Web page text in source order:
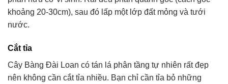
khoảng 20-30cm), sau đó lấp một lớp đất mỏng và tưới
nước.
Cắt tỉa
Cây Bàng Đài Loan có tán lá phân tầng tự nhiên rất đẹp
nên không cần cắt tỉa nhiều. Bạn chỉ cần tỉa bỏ những